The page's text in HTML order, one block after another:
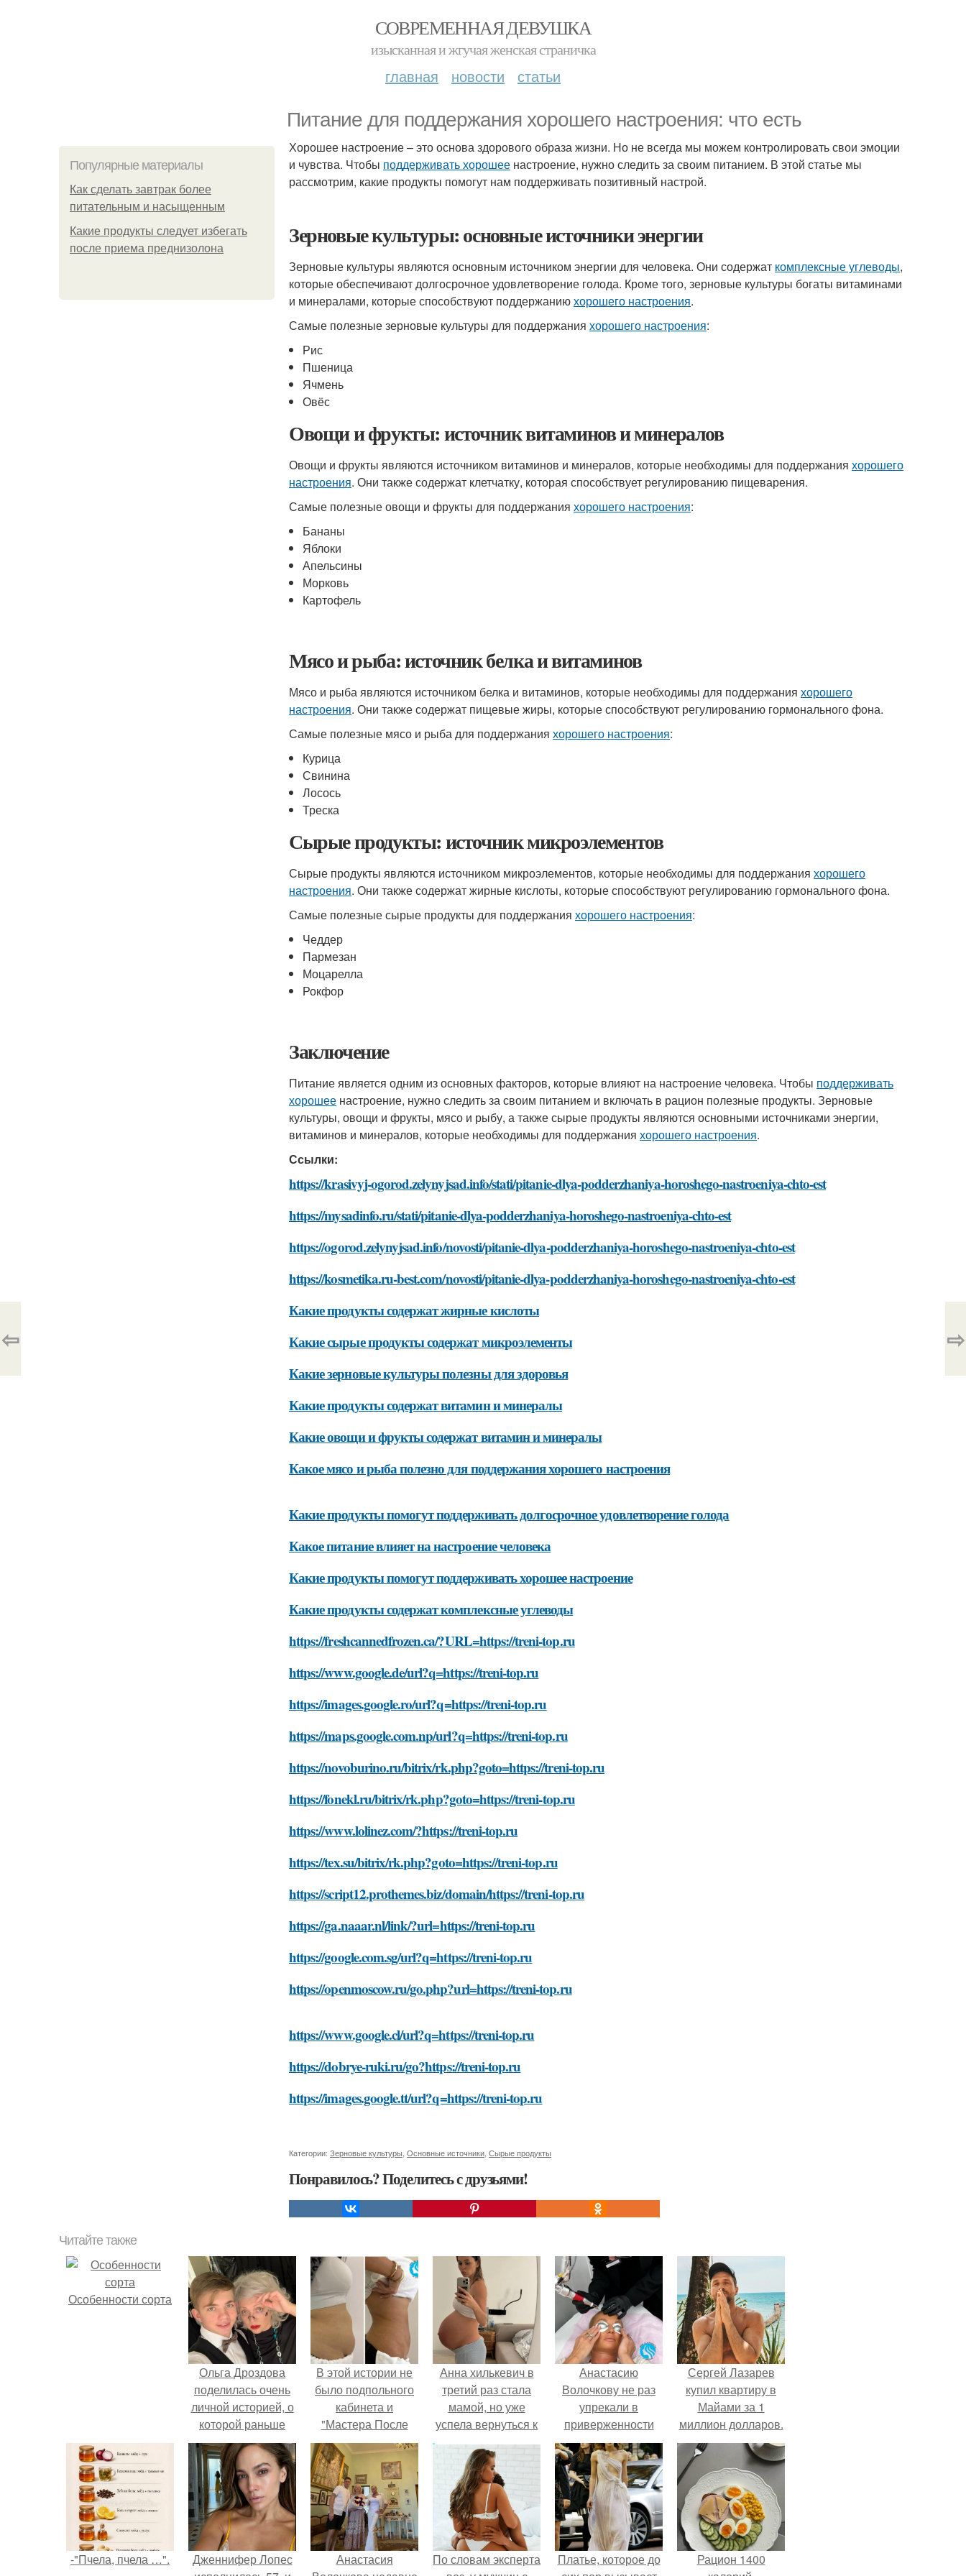
СОВРЕМЕННАЯ ДЕВУШКА
изысканная и жгучая женская страничка
главная новости статьи
Питание для поддержания хорошего настроения: что есть
Популярные материалы
Как сделать завтрак более
питательным и насыщенным
Какие продукты следует избегать
после приема преднизолона
Хорошее настроение – это основа здорового образа жизни. Но не всегда мы можем контролировать свои эмоции
и чувства. Чтобы поддерживать хорошее настроение, нужно следить за своим питанием. В этой статье мы
рассмотрим, какие продукты помогут нам поддерживать позитивный настрой.
Зерновые культуры: основные источники энергии
Зерновые культуры являются основным источником энергии для человека. Они содержат комплексные углеводы,
которые обеспечивают долгосрочное удовлетворение голода. Кроме того, зерновые культуры богаты витаминами
и минералами, которые способствуют поддержаниюхорошего настроения.
Самые полезные зерновые культуры для поддержания хорошего настроения:
Рис
Пшеница
Ячмень
Овёс
Овощи и фрукты: источник витаминов и минералов
Овощи и фрукты являются источником витаминов и минералов, которые необходимы для поддержания хорошего
настроения. Они также содержат клетчатку, которая способствует регулированию пищеварения.
Самые полезные овощи и фрукты для поддержания хорошего настроения:
Бананы
Яблоки
Апельсины
Морковь
Картофель
Мясо и рыба: источник белка и витаминов
Мясо и рыба являются источником белка и витаминов, которые необходимы для поддержания хорошего
настроения. Они также содержат пищевые жиры, которые способствуют регулированию гормонального фона.
Самые полезные мясо и рыба для поддержания хорошего настроения:
Курица
Свинина
Лосось
Треска
Сырые продукты: источник микроэлементов
Сырые продукты являются источником микроэлементов, которые необходимы для поддержания хорошего
настроения. Они также содержат жирные кислоты, которые способствуют регулированию гормонального фона.
Самые полезные сырые продукты для поддержания хорошего настроения:
Чеддер
Пармезан
Моцарелла
Рокфор
Заключение
Питание является одним из основных факторов, которые влияют на настроение человека. Чтобы поддерживать
хорошее настроение, нужно следить за своим питанием и включать в рацион полезные продукты. Зерновые
культуры, овощи и фрукты, мясо и рыбу, а также сырые продукты являются основными источниками энергии,
витаминов и минералов, которые необходимы для поддержания хорошего настроения.
Ссылки:
https://krasivyj-ogorod.zelynyjsad.info/stati/pitanie-dlya-podderzhaniya-horoshego-nastroeniya-chto-est
https://mysadinfo.ru/stati/pitanie-dlya-podderzhaniya-horoshego-nastroeniya-chto-est
https://ogorod.zelynyjsad.info/novosti/pitanie-dlya-podderzhaniya-horoshego-nastroeniya-chto-est
https://kosmetika.ru-best.com/novosti/pitanie-dlya-podderzhaniya-horoshego-nastroeniya-chto-est
Какие продукты содержат жирные кислоты
Какие сырые продукты содержат микроэлементы
Какие зерновые культуры полезны для здоровья
Какие продукты содержат витамин и минералы
Какие овощи и фрукты содержат витамин и минералы
Какое мясо и рыба полезно для поддержания хорошего настроения
Какие продукты помогут поддерживать долгосрочное удовлетворение голода
Какое питание влияет на настроение человека
Какие продукты помогут поддерживать хорошее настроение
Какие продукты содержат комплексные углеводы
https://freshcannedfrozen.ca/?URL=https://treni-top.ru
https://www.google.de/url?q=https://treni-top.ru
https://images.google.ro/url?q=https://treni-top.ru
https://maps.google.com.np/url?q=https://treni-top.ru
https://novoburino.ru/bitrix/rk.php?goto=https://treni-top.ru
https://fonekl.ru/bitrix/rk.php?goto=https://treni-top.ru
https://www.lolinez.com/?https://treni-top.ru
https://tex.su/bitrix/rk.php?goto=https://treni-top.ru
https://script12.prothemes.biz/domain/https://treni-top.ru
https://ga.naaar.nl/link/?url=https://treni-top.ru
https://google.com.sg/url?q=https://treni-top.ru
https://openmoscow.ru/go.php?url=https://treni-top.ru
https://www.google.cl/url?q=https://treni-top.ru
https://dobrye-ruki.ru/go?https://treni-top.ru
https://images.google.tt/url?q=https://treni-top.ru
Категории: Зерновые культуры Основные источники Сырые продукты
Понравилось? Поделитесь с друзьями!
⇦ ⇨
Читайте также
Особенности сорта
Ольга Дроздова
поделилась очень
личной историей, о
которой раньше
почти не говорила.
В этой истории не
было подпольного
кабинета и
"Мастера После
Двухнедельных
Курсов".
Анна хилькевич в
третий раз стала
мамой, но уже
успела вернуться к
съемкам.
Анастасию
Волочкову не раз
упрекали в
приверженности
устаревшим бьюти -
процедурам.
Сергей Лазарев
купил квартиру в
Майами за 1
миллион долларов.
-"Пчела, пчела …".
Дженнифер Лопес
Анастасия
По словам эксперта
Платье, которое до
Рацион 1400